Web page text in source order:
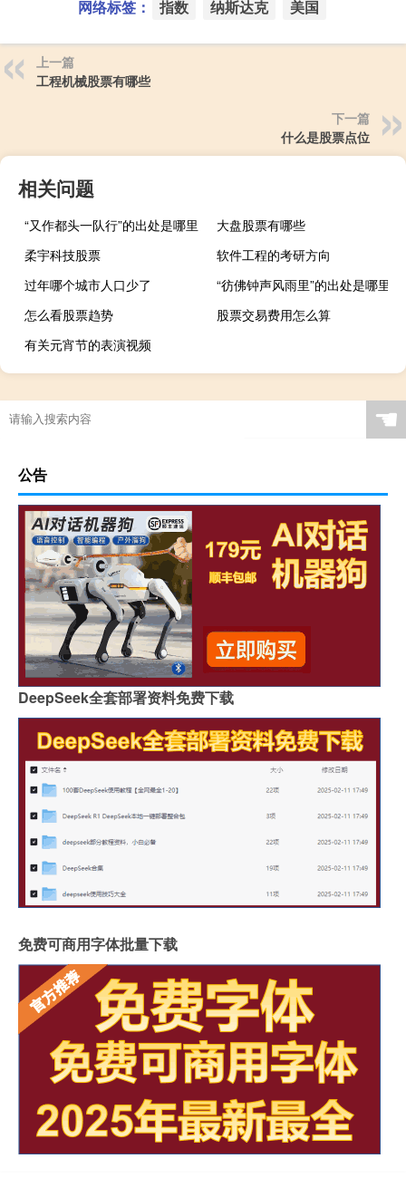
网络标签： 指数 纳斯达克 美国
上一篇
工程机械股票有哪些
下一篇
什么是股票点位
相关问题
“又作都头一队行”的出处是哪里
大盘股票有哪些
柔宇科技股票
软件工程的考研方向
过年哪个城市人口少了
“彷佛钟声风雨里”的出处是哪里
怎么看股票趋势
股票交易费用怎么算
有关元宵节的表演视频
☚
公告
DeepSeek全套部署资料免费下载
免费可商用字体批量下载